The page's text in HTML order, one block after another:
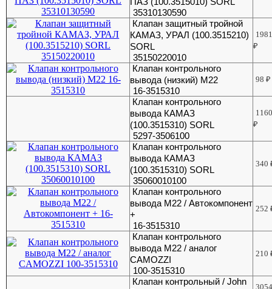
35310130590
Клапан защитный тройной
КАМАЗ, УРАЛ (100.3515210)
SORL
35150220010
₽
Клапан контрольного
вывода (низкий) М22
16-3515310
98₽
Клапан контрольного
вывода КАМАЗ
(100.3515310) SORL
5297-3506100
₽
Клапан контрольного
вывода КАМАЗ
(100.3515310) SORL
35060010100
340
Клапан контрольного
вывода М22 / Автокомпонент
+
16-3515310
252
Клапан контрольного
вывода М22 / аналог
CAMOZZI
100-3515310
210
Клапан контрольный / John